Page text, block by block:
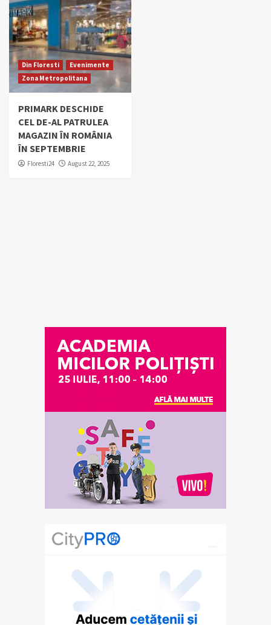
Din Floresti
Evenimente
Zona Metropolitana
PRIMARK DESCHIDE
CEL DE-AL PATRULEA
MAGAZIN ÎN ROMÂNIA
ÎN SEPTEMBRIE
Floresti24 August 22, 2025